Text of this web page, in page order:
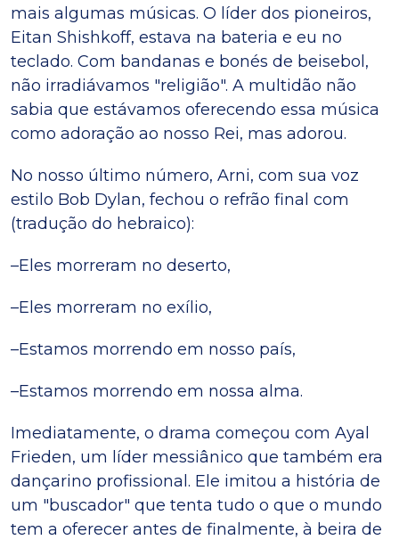
mais algumas músicas. O líder dos pioneiros,
Eitan Shishkoff, estava na bateria e eu no
teclado. Com bandanas e bonés de beisebol,
não irradiávamos "religião". A multidão não
sabia que estávamos oferecendo essa música
como adoração ao nosso Rei, mas adorou.
No nosso último número, Arni, com sua voz
estilo Bob Dylan, fechou o refrão final com
(tradução do hebraico):
–Eles morreram no deserto,
–Eles morreram no exílio,
–Estamos morrendo em nosso país,
–Estamos morrendo em nossa alma.
Imediatamente, o drama começou com Ayal
Frieden, um líder messiânico que também era
dançarino profissional. Ele imitou a história de
um "buscador" que tenta tudo o que o mundo
tem a oferecer antes de finalmente, à beira de